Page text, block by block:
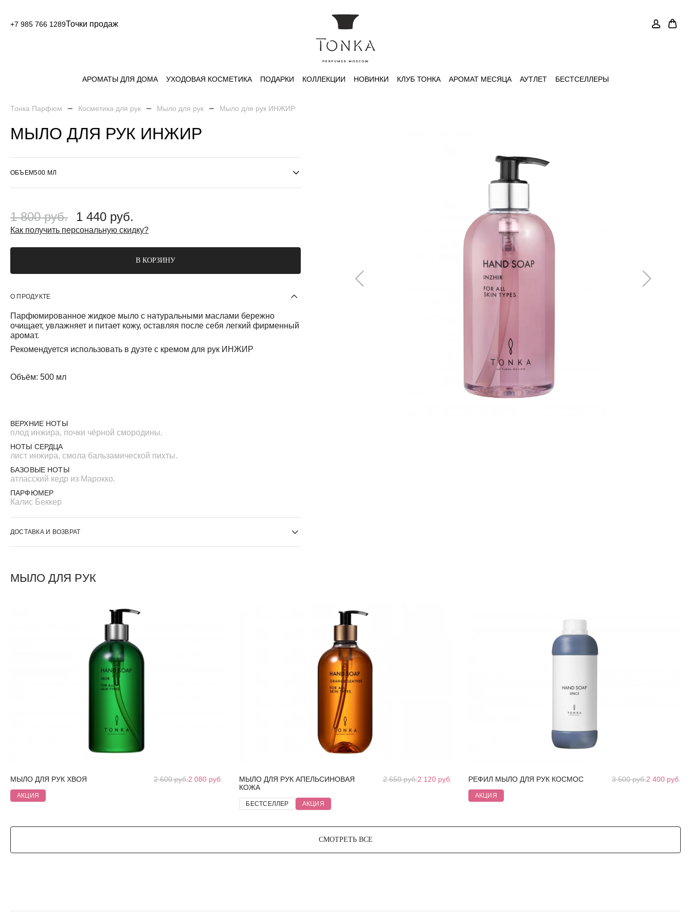
+7 985 766 1289Точки продаж
АРОМАТЫ ДЛЯ ДОМА УХОДОВАЯ КОСМЕТИКА ПОДАРКИ КОЛЛЕКЦИИ НОВИНКИ КЛУБ ТОНКА АРОМАТ МЕСЯЦА АУТЛЕТ БЕСТСЕЛЛЕРЫ
Тонка Парфюм Косметика для рук Мыло для рук Мыло для рук ИНЖИР
МЫЛО ДЛЯ РУК ИНЖИР
ОБЪЕМ500 МЛ
О ПРОДУКТЕ
Парфюмированное жидкое мыло с натуральными маслами бережно
очищает, увлажняет и питает кожу, оставляя после себя легкий фирменный
аромат.
Рекомендуется использовать в дуэте с кремом для рук ИНЖИР
Объём: 500 мл
ВЕРХНИЕ НОТЫ
плод инжира, почки чёрной смородины.
НОТЫ СЕРДЦА
лист инжира, смола бальзамической пихты.
БАЗОВЫЕ НОТЫ
атласский кедр из Марокко.
ПАРФЮМЕР
Калис Беккер
ДОСТАВКА И ВОЗВРАТ
1 800 руб. 1 440 руб.
Как получить персональную скидку?
В КОРЗИНУ
МЫЛО ДЛЯ РУК
МЫЛО ДЛЯ РУК ХВОЯ 2 600 руб.2 080 руб.
АКЦИЯ
МЫЛО ДЛЯ РУК АПЕЛЬСИНОВАЯ
КОЖА
2 650 руб.2 120 руб.
БЕСТСЕЛЛЕР АКЦИЯ
РЕФИЛ МЫЛО ДЛЯ РУК КОСМОС 3 500 руб.2 400 руб.
АКЦИЯ
СМОТРЕТЬ ВСЕ